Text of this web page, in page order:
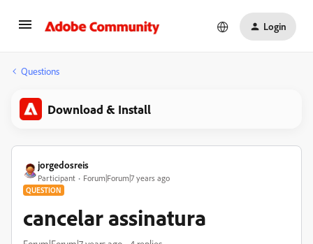
Login
Questions
Download & Install
jorgedosreis
Participant Forum|Forum|7 years ago
QUESTION
cancelar assinatura